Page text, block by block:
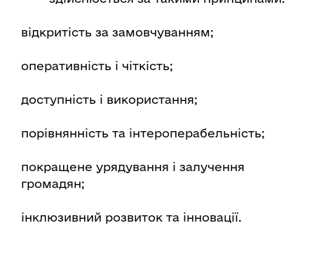
відкритість за замовчуванням;
оперативність і чіткість;
доступність і використання;
порівнянність та інтероперабельність;
покращене урядування і залучення
громадян;
інклюзивний розвиток та інновації.